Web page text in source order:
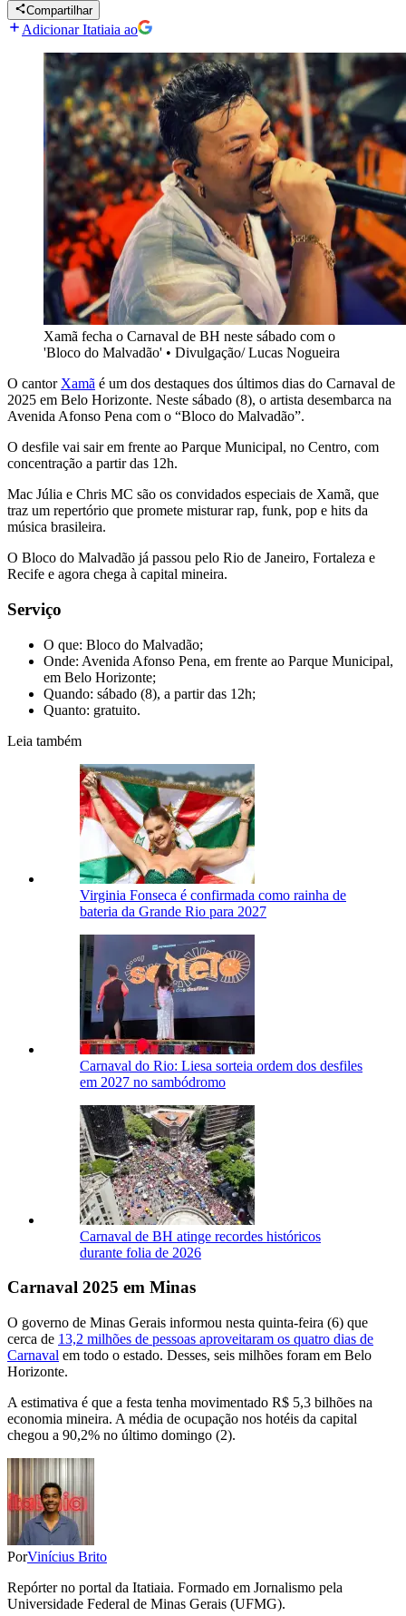
Compartilhar
Adicionar Itatiaia ao
Xamã fecha o Carnaval de BH neste sábado com o
'Bloco do Malvadão' • Divulgação/ Lucas Nogueira
O cantor Xamã é um dos destaques dos últimos dias do Carnaval de
2025 em Belo Horizonte. Neste sábado (8), o artista desembarca na
Avenida Afonso Pena com o “Bloco do Malvadão”.
O desfile vai sair em frente ao Parque Municipal, no Centro, com
concentração a partir das 12h.
Mac Júlia e Chris MC são os convidados especiais de Xamã, que
traz um repertório que promete misturar rap, funk, pop e hits da
música brasileira.
O Bloco do Malvadão já passou pelo Rio de Janeiro, Fortaleza e
Recife e agora chega à capital mineira.
Serviço
O que: Bloco do Malvadão;
Onde: Avenida Afonso Pena, em frente ao Parque Municipal,
em Belo Horizonte;
Quando: sábado (8), a partir das 12h;
Quanto: gratuito.
Leia também
Virginia Fonseca é confirmada como rainha de
bateria da Grande Rio para 2027
Carnaval do Rio: Liesa sorteia ordem dos desfiles
em 2027 no sambódromo
Carnaval de BH atinge recordes históricos
durante folia de 2026
Carnaval 2025 em Minas
O governo de Minas Gerais informou nesta quinta-feira (6) que
cerca de 13,2 milhões de pessoas aproveitaram os quatro dias de
Carnaval em todo o estado. Desses, seis milhões foram em Belo
Horizonte.
A estimativa é que a festa tenha movimentado R$ 5,3 bilhões na
economia mineira. A média de ocupação nos hotéis da capital
chegou a 90,2% no último domingo (2).
PorVinícius Brito
Repórter no portal da Itatiaia. Formado em Jornalismo pela
Universidade Federal de Minas Gerais (UFMG).